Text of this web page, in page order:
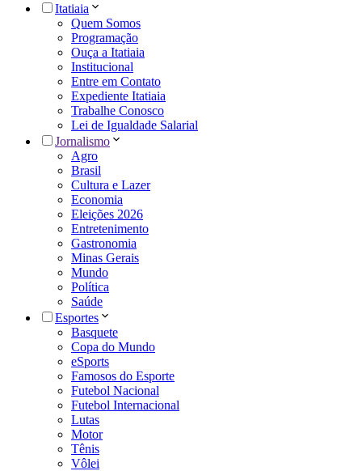
Itatiaia
Quem Somos
Programação
Ouça a Itatiaia
Institucional
Entre em Contato
Expediente Itatiaia
Trabalhe Conosco
Lei de Igualdade Salarial
Jornalismo
Agro
Brasil
Cultura e Lazer
Economia
Eleições 2026
Entretenimento
Gastronomia
Minas Gerais
Mundo
Política
Saúde
Esportes
Basquete
Copa do Mundo
eSports
Famosos do Esporte
Futebol Nacional
Futebol Internacional
Lutas
Motor
Tênis
Vôlei